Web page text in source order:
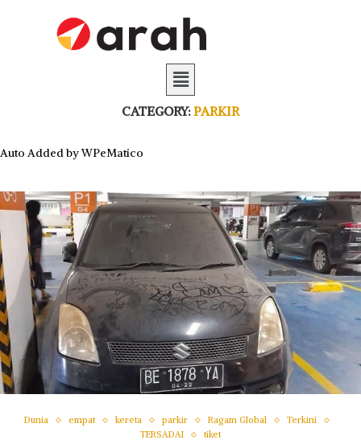
CATEGORY:PARKIR
Auto Added by WPeMatico
Dunia empat kereta parkir Ragam Global
Terkini
TERSADAI
tiket